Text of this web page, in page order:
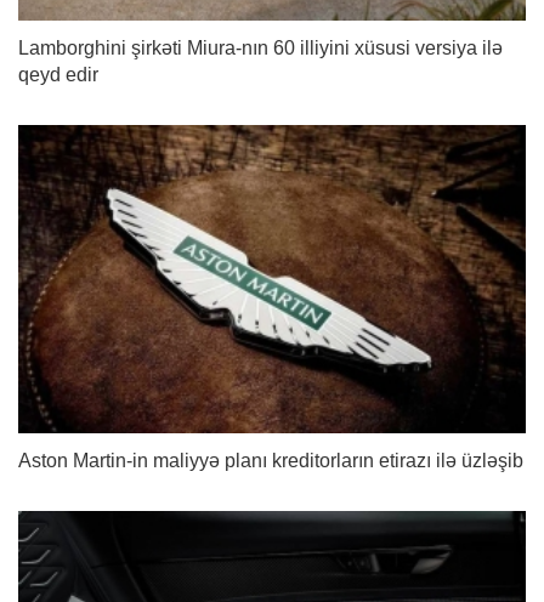
Lamborghini şirkəti Miura-nın 60 illiyini xüsusi versiya ilə
qeyd edir
Aston Martin-in maliyyə planı kreditorların etirazı ilə üzləşib